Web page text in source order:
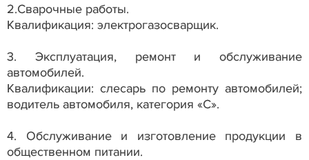
2.Сварочные работы.
Квалификация: электрогазосварщик.
3. Эксплуатация, ремонт и обслуживание
автомобилей.
Квалификации: слесарь по ремонту автомобилей;
водитель автомобиля, категория «С».
4. Обслуживание и изготовление продукции в
общественном питании.